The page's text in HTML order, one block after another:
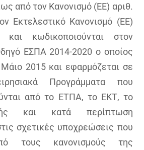
από τον Κανονισμό (ΕΕ) αριθ.
Εκτελεστικό Κανονισμό (ΕΕ)
κωδικοποιούνται στον
ΕΣΠΑ 2014-2020 ο οποίος
2015 και εφαρμόζεται σε
Προγράμματα που
από το ΕΤΠΑ, το ΕΚΤ, το
και κατά περίπτωση
σχετικές υποχρεώσεις που
τους κανονισμούς της